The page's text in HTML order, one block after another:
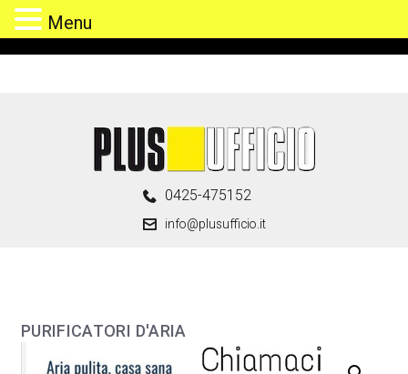
0425-475152
info@plusufficio.it
PURIFICATORI D'ARIA
Menu